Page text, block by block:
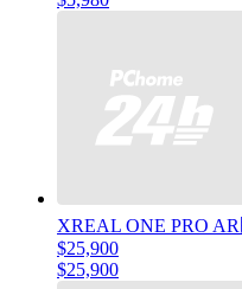
XREAL ONE PRO
$25,900
$25,900